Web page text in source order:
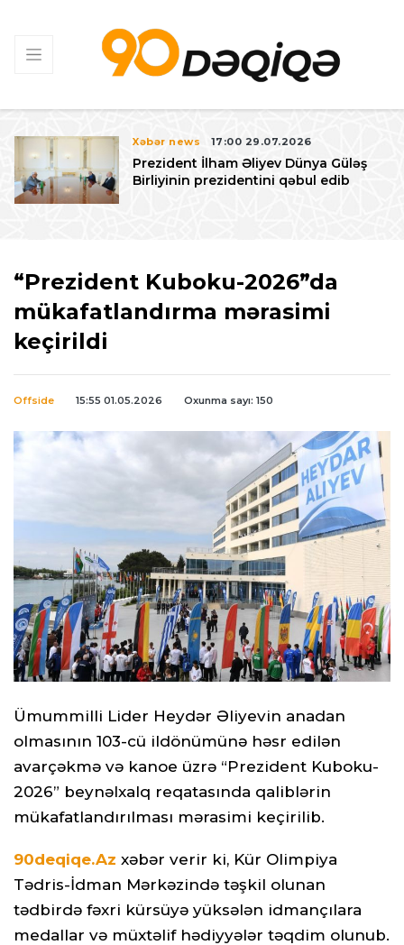
Xəbər news 17:00 29.07.2026
Prezident İlham Əliyev Dünya Güləş
Birliyinin prezidentini qəbul edib
“Prezident Kuboku-2026”da
mükafatlandırma mərasimi
keçirildi
Offside 15:55 01.05.2026 Oxunma sayı: 150
Ümummilli Lider Heydər Əliyevin anadan
olmasının 103-cü ildönümünə həsr edilən
avarçəkmə və kanoe üzrə “Prezident Kuboku-
2026” beynəlxalq reqatasında qaliblərin
mükafatlandırılması mərasimi keçirilib.
90deqiqe.Az xəbər verir ki, Kür Olimpiya
Tədris-İdman Mərkəzində təşkil olunan
tədbirdə fəxri kürsüyə yüksələn idmançılara
medallar və müxtəlif hədiyyələr təqdim olunub.